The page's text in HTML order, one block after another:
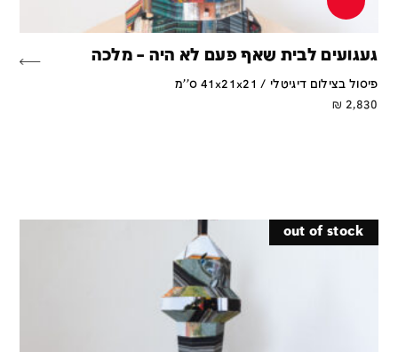
געגועים לבית שאף פעם לא היה – מלכה
פיסול בצילום דיגיטלי / 41x21x21 ס''מ
2,830
₪
out of stock